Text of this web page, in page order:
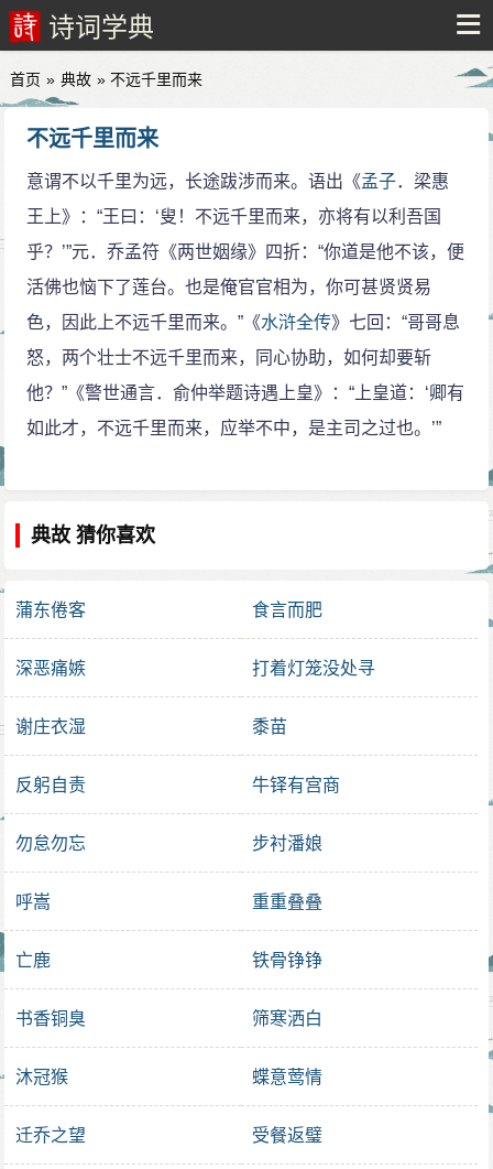
诗词学典
首页 » 典故 » 不远千里而来
不远千里而来
意谓不以千里为远，长途跋涉而来。语出《孟子．梁惠
王上》：“王曰：‘叟！不远千里而来，亦将有以利吾国
乎？’”元．乔孟符《两世姻缘》四折：“你道是他不该，便
活佛也恼下了莲台。也是俺官官相为，你可甚贤贤易
色，因此上不远千里而来。”《水浒全传》七回：“哥哥息
怒，两个壮士不远千里而来，同心协助，如何却要斩
他？”《警世通言．俞仲举题诗遇上皇》：“上皇道：‘卿有
如此才，不远千里而来，应举不中，是主司之过也。’”
典故 猜你喜欢
蒲东倦客 食言而肥
深恶痛嫉 打着灯笼没处寻
谢庄衣湿 黍苗
反躬自责 牛铎有宫商
勿怠勿忘 步衬潘娘
呼嵩 重重叠叠
亡鹿 铁骨铮铮
书香铜臭 筛寒洒白
沐冠猴 蝶意莺情
迁乔之望 受餐返璧